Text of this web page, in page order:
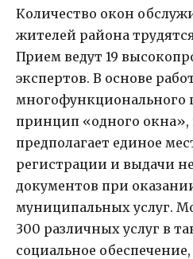
Количество окон
жителей района
Прием ведут 19
экспертов. В основе
многофункционального
принцип «одного
предполагает единое
регистрации и выдачи
документов при
муниципальных услуг.
300 различных услуг в
социальное